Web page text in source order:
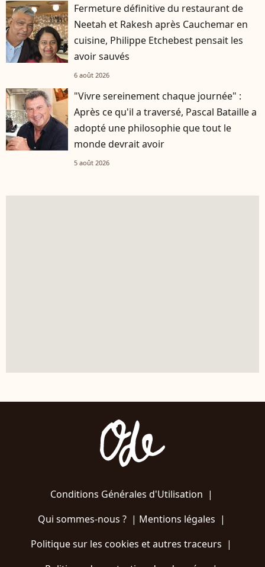
Fermeture définitive du restaurant de
Neetah et Rakesh après Cauchemar en
cuisine, Philippe Etchebest pensait les
avoir sauvés
6 août 2026
"Vivre sereinement chaque journée" :
Après ce qu'il a traversé, Pascal Bataille a
adopté une philosophie que tout le
monde devrait avoir
5 août 2026
Conditions Générales d'Utilisation |
Qui sommes-nous ?| Mentions légales |
Politique sur les cookies et autres traceurs |